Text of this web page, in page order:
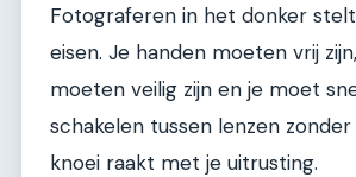
Fotograferen in het donker
eisen. Je handen moeten vrij
moeten veilig zijn en je moet
schakelen tussen lenzen
knoei raakt met je uitrusting.